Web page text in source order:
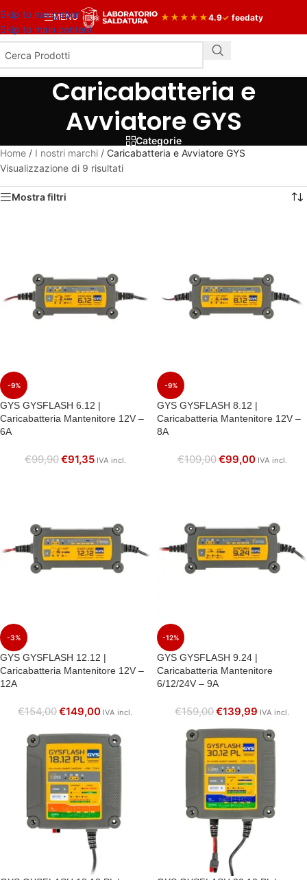
Skip to navigation
Skip to main content
MENU ★★★★★4.9✓ feedaty
Caricabatteria e
Avviatore GYS
Categorie
Home / I nostri marchi / Caricabatteria e Avviatore GYS
Visualizzazione di 9 risultati
Mostra filtri
-9%
GYS GYSFLASH 6.12 |
Caricabatteria Mantenitore 12V –
6A
€99,90€91,35 IVA incl.
-9%
GYS GYSFLASH 8.12 |
Caricabatteria Mantenitore 12V –
8A
€109,00€99,00 IVA incl.
-3%
GYS GYSFLASH 12.12 |
Caricabatteria Mantenitore 12V –
12A
€154,00€149,00 IVA incl.
-12%
GYS GYSFLASH 9.24 |
Caricabatteria Mantenitore
6/12/24V – 9A
€159,00€139,99 IVA incl.